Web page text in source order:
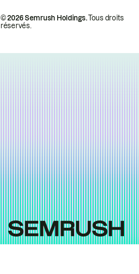
© 2026 Semrush Holdings.Tous droits
réservés.